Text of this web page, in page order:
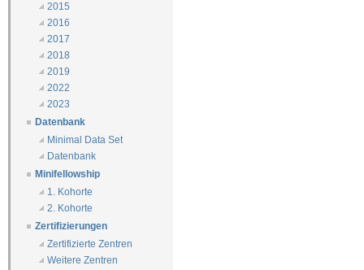
2015
2016
2017
2018
2019
2022
2023
Datenbank
Minimal Data Set
Datenbank
Minifellowship
1. Kohorte
2. Kohorte
Zertifizierungen
Zertifizierte Zentren
Weitere Zentren